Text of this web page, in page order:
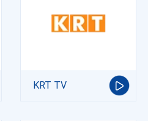
KRT TV